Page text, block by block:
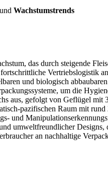
und Wachstumstrends
das durch steigende
Vertriebslogistik
und biologisch
um die
aus, gefolgt von Geflügel
pazifischen Raum mit
und
umweltfreundlicher
an nachhaltige